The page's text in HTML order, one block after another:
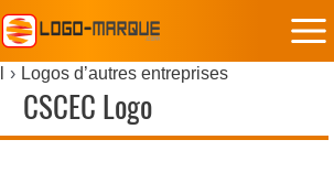
Logos d’autres entreprises
CSCEC Logo